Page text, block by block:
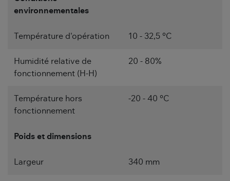
environnementales
Température d'opération 10 - 32,5 °C
Humidité relative de
fonctionnement (H-H)
20 - 80%
Température hors
fonctionnement
-20 - 40 °C
Poids et dimensions
Largeur 340 mm